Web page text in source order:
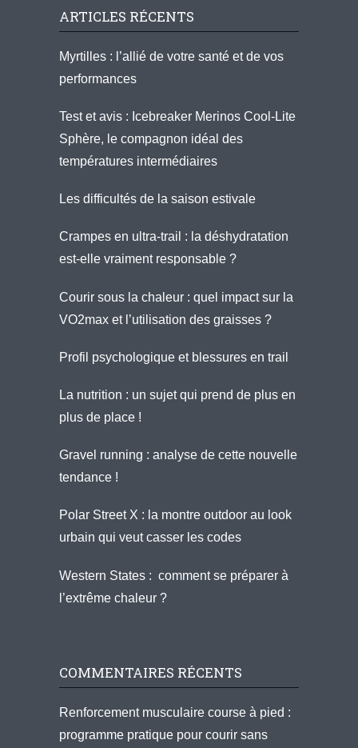
ARTICLES RÉCENTS
Myrtilles : l’allié de votre santé et de vos
performances
Test et avis : Icebreaker Merinos Cool-Lite
Sphère, le compagnon idéal des
températures intermédiaires
Les difficultés de la saison estivale
Crampes en ultra-trail : la déshydratation
est-elle vraiment responsable ?
Courir sous la chaleur : quel impact sur la
VO2max et l’utilisation des graisses ?
Profil psychologique et blessures en trail
La nutrition : un sujet qui prend de plus en
plus de place !
Gravel running : analyse de cette nouvelle
tendance !
Polar Street X : la montre outdoor au look
urbain qui veut casser les codes
Western States : comment se préparer à
l’extrême chaleur ?
COMMENTAIRES RÉCENTS
Renforcement musculaire course à pied :
programme pratique pour courir sans